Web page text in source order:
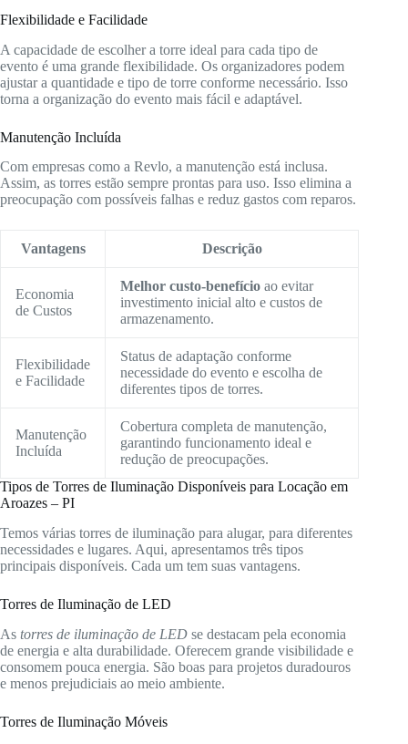
Flexibilidade e Facilidade
A capacidade de escolher a torre ideal para cada tipo de
evento é uma grande flexibilidade. Os organizadores podem
ajustar a quantidade e tipo de torre conforme necessário. Isso
torna a organização do evento mais fácil e adaptável.
Manutenção Incluída
Com empresas como a Revlo, a manutenção está inclusa.
Assim, as torres estão sempre prontas para uso. Isso elimina a
preocupação com possíveis falhas e reduz gastos com reparos.
Vantagens Descrição
Economia
de Custos
Melhor custo-benefício ao evitar
investimento inicial alto e custos de
armazenamento.
Flexibilidade
e Facilidade
Status de adaptação conforme
necessidade do evento e escolha de
diferentes tipos de torres.
Manutenção
Incluída
Cobertura completa de manutenção,
garantindo funcionamento ideal e
redução de preocupações.
Tipos de Torres de Iluminação Disponíveis para Locação em
Aroazes – PI
Temos várias torres de iluminação para alugar, para diferentes
necessidades e lugares. Aqui, apresentamos três tipos
principais disponíveis. Cada um tem suas vantagens.
Torres de Iluminação de LED
As torres de iluminação de LED se destacam pela economia
de energia e alta durabilidade. Oferecem grande visibilidade e
consomem pouca energia. São boas para projetos duradouros
e menos prejudiciais ao meio ambiente.
Torres de Iluminação Móveis